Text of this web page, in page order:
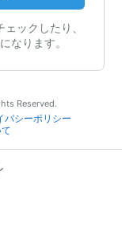
ックしたり、
なります。
Reserved.
バシーポリシー